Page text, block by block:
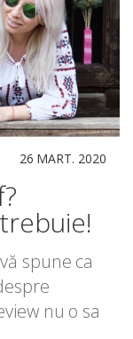
26 MART. 2020
spune ca
nu o sa